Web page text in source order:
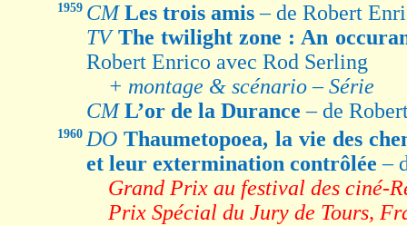
1959 CM Les trois amis– de Robert
TV The twilight zone : An
Robert Enrico avec Rod Serling
+ montage & scénario – Série
CM L’or de la Durance– de
1960 DO Thaumetopoea, la vie des
et leur extermination contrôlée–
Grand Prix au festival des ciné-
Prix Spécial du Jury de Tours,